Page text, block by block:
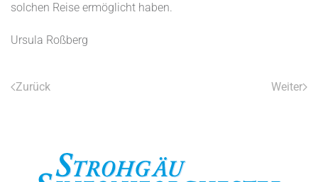
solchen Reise ermöglicht haben.
Ursula Roßberg
Zurück Weiter